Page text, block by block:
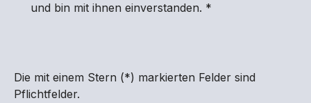
und bin mit ihnen einverstanden. *
Die mit einem Stern (*) markierten Felder sind
Pflichtfelder.